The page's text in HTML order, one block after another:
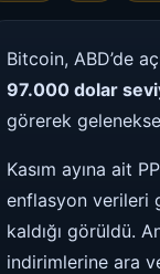
Bitcoin, ABD’de
97.000 dolar
görerek
Kasım ayına ait
enflasyon verileri
kaldığı görüldü.
indirimlerine ara